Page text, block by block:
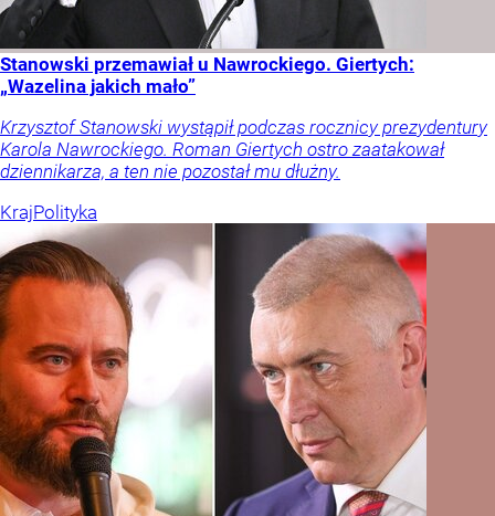
Stanowski przemawiał u Nawrockiego. Giertych:
„Wazelina jakich mało”
Krzysztof Stanowski wystąpił podczas rocznicy prezydentury
Karola Nawrockiego. Roman Giertych ostro zaatakował
dziennikarza, a ten nie pozostał mu dłużny.
KrajPolityka